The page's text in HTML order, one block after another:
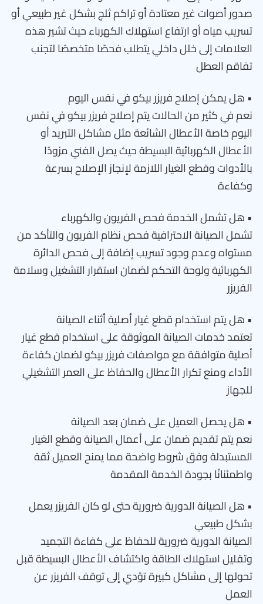
صدور أصوات غير معتادة أو تراكم ثلج بشكل غير طبيعي أو
تسريب مياه أو ارتفاع استهلاك الكهرباء حيث تشير هذه
العلامات إلى خلل داخلي يتطلب فحصًا متخصصًا لتجنب
تفاقم العطل
• هل يمكن إصلاح فريزر بيكو في نفس اليوم
نعم في كثير من الحالات يتم إصلاح فريزر بيكو في نفس
اليوم خاصة الأعطال الشائعة مثل مشاكل التبريد أو
الأعطال الكهربائية البسيطة حيث يصل الفني مزودًا
بالأدوات وقطع الغيار اللازمة لإنجاز الإصلاح بسرعة
وكفاءة
• هل تشمل الخدمة فحص الفريون والكهرباء
تشمل الصيانة الاحترافية فحص نظام الفريون والتأكد من
مستواه وعدم وجود تسريب إضافة إلى فحص الدائرة
الكهربائية ولوحة التحكم لضمان استقرار التشغيل وسلامة
الفريزر
• هل يتم استخدام قطع غيار أصلية أثناء الصيانة
تعتمد خدمات الصيانة الموثوقة على استخدام قطع غيار
أصلية متوافقة مع مواصفات فريزر بيكو لضمان كفاءة
الأداء ومنع تكرار الأعطال والحفاظ على العمر التشغيلي
للجهاز
• هل يحصل العميل على ضمان بعد الصيانة
نعم يتم تقديم ضمان على أعمال الصيانة وقطع الغيار
المستبدلة وفق شروط واضحة مما يمنح العميل ثقة
واطمئنانًا بجودة الخدمة المقدمة
• هل الصيانة الدورية ضرورية حتى لو كان الفريزر يعمل
بشكل طبيعي
الصيانة الدورية ضرورية للحفاظ على كفاءة التجميد
وتقليل استهلاك الطاقة واكتشاف الأعطال البسيطة قبل
تحولها إلى مشاكل كبيرة تؤدي إلى توقف الفريزر عن
العمل